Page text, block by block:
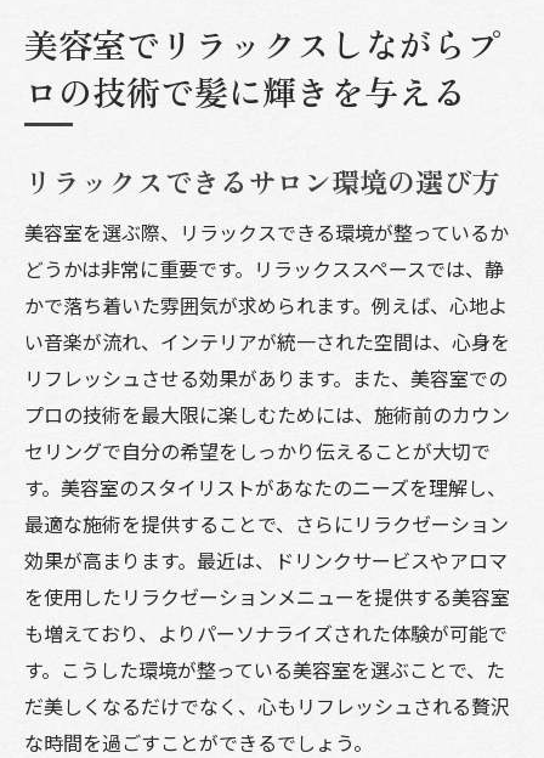
美容室でリラックスしながらプ
ロの技術で髪に輝きを与える
リラックスできるサロン環境の選び方
美容室を選ぶ際、リラックスできる環境が整っているか
どうかは非常に重要です。リラックススペースでは、静
かで落ち着いた雰囲気が求められます。例えば、心地よ
い音楽が流れ、インテリアが統一された空間は、心身を
リフレッシュさせる効果があります。また、美容室での
プロの技術を最大限に楽しむためには、施術前のカウン
セリングで自分の希望をしっかり伝えることが大切で
す。美容室のスタイリストがあなたのニーズを理解し、
最適な施術を提供することで、さらにリラクゼーション
効果が高まります。最近は、ドリンクサービスやアロマ
を使用したリラクゼーションメニューを提供する美容室
も増えており、よりパーソナライズされた体験が可能で
す。こうした環境が整っている美容室を選ぶことで、た
だ美しくなるだけでなく、心もリフレッシュされる贅沢
な時間を過ごすことができるでしょう。